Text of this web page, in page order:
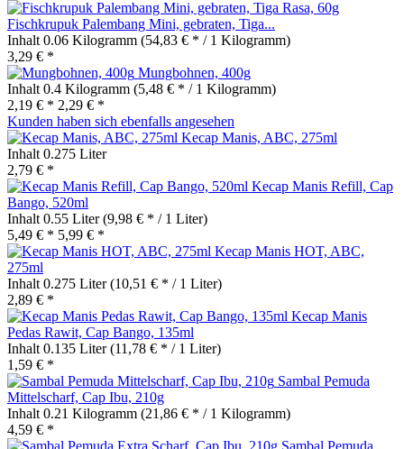
Fischkrupuk Palembang Mini, gebraten, Tiga...
Inhalt 0.06 Kilogramm (54,83 € * / 1 Kilogramm)
3,29 € *
Mungbohnen, 400g
Inhalt 0.4 Kilogramm (5,48 € * / 1 Kilogramm)
2,19 € * 2,29 € *
Kunden haben sich ebenfalls angesehen
Kecap Manis, ABC, 275ml
Inhalt 0.275 Liter
2,79 € *
Kecap Manis Refill, Cap
Bango, 520ml
Inhalt 0.55 Liter(9,98 € * / 1 Liter)
5,49 € * 5,99 € *
Kecap Manis HOT, ABC,
275ml
Inhalt 0.275 Liter(10,51 € * / 1 Liter)
2,89 € *
Kecap Manis
Pedas Rawit, Cap Bango, 135ml
Inhalt 0.135 Liter(11,78 € * / 1 Liter)
1,59 € *
Sambal Pemuda
Mittelscharf, Cap Ibu, 210g
Inhalt 0.21 Kilogramm (21,86 € * / 1 Kilogramm)
4,59 € *
Sambal Pemuda